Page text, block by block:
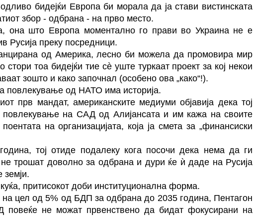
бидејќи Европа би морала да ја стави вистинската
збор - одбрана - на прво место.
она што Европа моментално го прави во Украина не е
Русија преку посредници.
од Америка, лесно би можела да промовира мир
тоа бидејќи тие сè уште туркаат проект за кој некои
зошто и како започнал (особено ова „како“!).
повлекување од НАТО има историја.
прв мандат, американските медиуми објавија дека тој
повлекување на САД од Алијансата и им кажа на своите
на организацијата, која ја смета за „финансиски
тој отиде подалеку кога посочи дека нема да ги
не трошат доволно за одбрана и дури ќе ѝ даде на Русија
земји.
притисокот доби институционална форма.
на цел од 5% од БДП за одбрана до 2035 година, Пентагон
повеќе не можат првенствено да бидат фокусирани на